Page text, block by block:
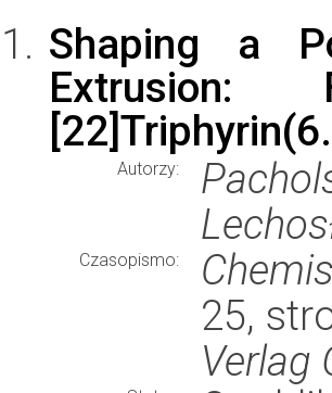
Shaping a
Autorzy:
Czasopismo:
25,
Verlag